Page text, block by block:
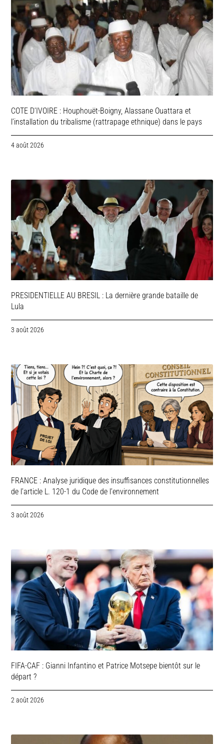
COTE D’IVOIRE : Houphouët-Boigny, Alassane Ouattara et
l’installation du tribalisme (rattrapage ethnique) dans le pays
4 août 2026
PRESIDENTIELLE AU BRESIL : La dernière grande bataille de
Lula
3 août 2026
FRANCE : Analyse juridique des insuffisances constitutionnelles
de l’article L. 120-1 du Code de l’environnement
3 août 2026
FIFA-CAF : Gianni Infantino et Patrice Motsepe bientôt sur le
départ ?
2 août 2026